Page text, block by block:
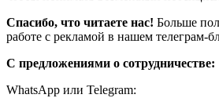
Спасибо, что читаете нас! Больше
работе с рекламой в нашем телеграм-
С предложениями о сотрудничестве:
WhatsApp или Telegram: